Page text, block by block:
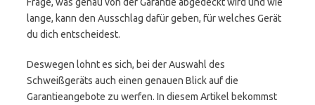
lange, kann den Ausschlag dafür geben, für welches Gerät
du dich entscheidest.
Deswegen lohnt es sich, bei der Auswahl des
Schweißgeräts auch einen genauen Blick auf die
Garantieangebote zu werfen. In diesem Artikel bekommst